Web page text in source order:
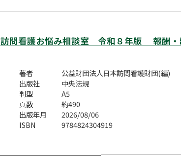
訪問看護お悩み相談室 令和８年版 報酬・
著者
公益財団法人日本訪問看護財団(編)
出版社
中央法規
判型
A5
頁数
約490
出版年月
2026/08/06
ISBN
9784824304919